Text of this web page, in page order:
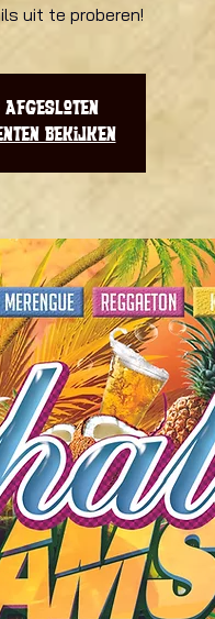
uit te proberen!
afgesloten
bekijken